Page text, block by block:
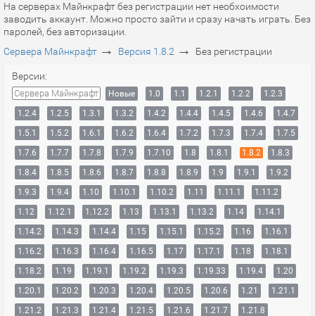
На серверах Майнкрафт без регистрации нет необхоимости
заводить аккаунт. Можно просто зайти и сразу начать играть. Без
паролей, без авторизации.
Сервера Майнкрафт → Версия 1.8.2 → Без регистрации
Версии:
Сервера Майнкрафт Новые 1.0 1.1 1.2.1 1.2.2
1.2.3
1.2.4
1.2.5 1.3.1 1.3.2 1.4.2 1.4.4 1.4.5 1.4.6
1.4.7
1.5.1
1.5.2 1.6.1 1.6.2 1.6.4 1.7.2 1.7.3 1.7.4
1.7.5
1.7.6
1.7.7 1.7.8 1.7.9 1.7.10 1.8 1.8.1 1.8.2
1.8.3
1.8.4
1.8.5 1.8.6 1.8.7 1.8.8 1.8.9 1.9 1.9.1
1.9.2
1.9.3
1.9.4 1.10 1.10.1 1.10.2 1.11 1.11.1
1.11.2
1.12
1.12.1 1.12.2 1.13 1.13.1 1.13.2 1.14
1.14.1
1.14.2
1.14.3 1.14.4 1.15 1.15.1 1.15.2 1.16
1.16.1
1.16.2
1.16.3 1.16.4 1.16.5 1.17 1.17.1 1.18
1.18.1
1.18.2
1.19 1.19.1 1.19.2 1.19.3 1.19.33 1.19.4
1.20
1.20.1
1.20.2 1.20.3 1.20.4 1.20.5 1.20.6 1.21
1.21.1
1.21.2
1.21.3 1.21.4 1.21.5 1.21.6 1.21.7
1.21.8